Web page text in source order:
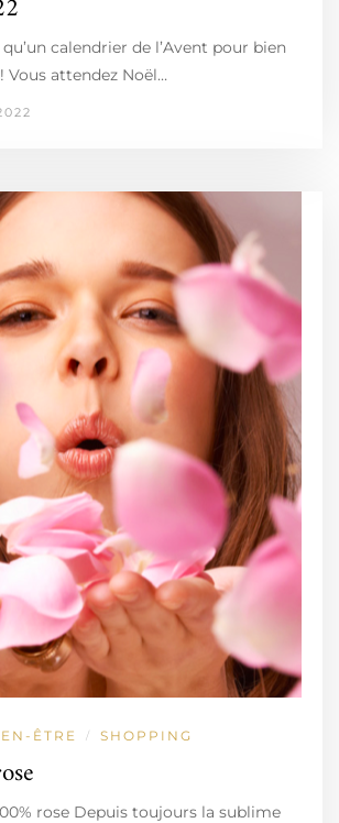
calendrier de l’Avent pour bien
Vous attendez Noël…
ÊTRE / SHOPPING
rose Depuis toujours la sublime